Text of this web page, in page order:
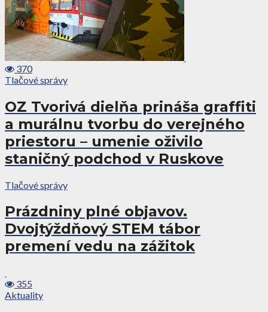
370
Tlačové správy
OZ Tvorivá dielňa prináša graffiti
a murálnu tvorbu do verejného
priestoru – umenie oživilo
staničný podchod v Ruskove
Tlačové správy
Prázdniny plné objavov.
Dvojtýždňový STEM tábor
premení vedu na zážitok
355
Aktuality